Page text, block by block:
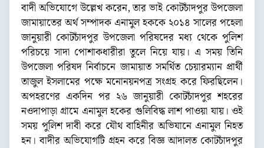
বাদী অভিযোগে উল্লেখ করেন, তার ভাই কোটচাঁদপুর উপজেলা
জামায়াতের অর্থ সম্পাদক এনামুল হককে ২০১৪ সালের পহেলা
জানুয়ারী কোটচাঁদপুর উপজেলা পরিষদের মধ্য থেকে পুলিশ
পরিচয়ে সাদা পোশাকধারীরা তুলে নিয়ে যায়। এ সময় তিনি
উপজেলা পরিষদ নির্বাচনে জামায়াত সমর্থিত চেয়ারম্যান প্রার্থী
তাজুল ইসলামের পক্ষে মনোনয়নপত্র সংগ্রহ করে ফিরছিলেন।
অপহরণের একদিন পর ২৬ জানুয়ারী কোটচাঁদপুর শহরের
নওদাপাড়া গ্রামে এনামুল হকের গুলিবিদ্ধ লাশ পাওয়া যায়। ওই
সময় পুলিশ দাবী করে যৌথ বাহিনীর অভিযানে এনামুল নিহত
হন। বাদীর অভিযোগটি গ্রহন করে বিজ্ঞ আদালত কোটচাঁদপুর